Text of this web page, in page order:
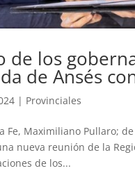
de los
de Ansés
| Provinciales
Fe, Maximiliano Pullaro;
nueva reunión de la
de los...